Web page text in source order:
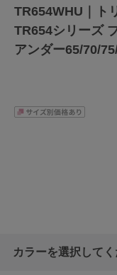
TR654WHU｜ト
TR654シリーズ
アンダー65/70/
カラーを選択して